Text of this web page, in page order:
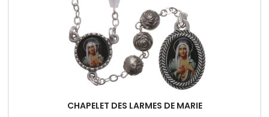
CHAPELET DES LARMES DE MARIE